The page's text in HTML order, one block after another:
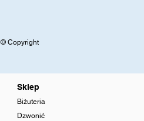
© Copyright
Sklep
Biżuteria
Dzwonić